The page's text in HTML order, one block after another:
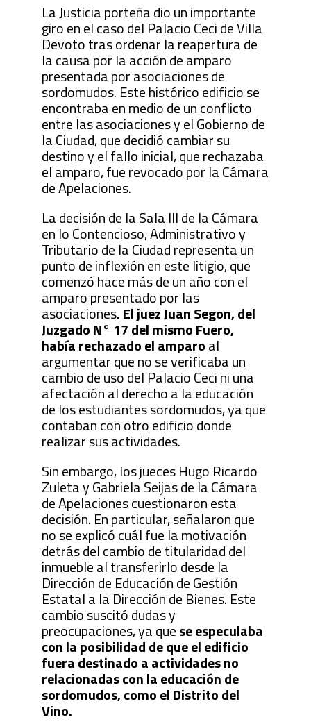
La Justicia porteña dio un importante
giro en el caso del Palacio Ceci de Villa
Devoto tras ordenar la reapertura de
la causa por la acción de amparo
presentada por asociaciones de
sordomudos. Este histórico edificio se
encontraba en medio de un conflicto
entre las asociaciones y el Gobierno de
la Ciudad, que decidió cambiar su
destino y el fallo inicial, que rechazaba
el amparo, fue revocado por la Cámara
de Apelaciones.
La decisión de la Sala III de la Cámara
en lo Contencioso, Administrativo y
Tributario de la Ciudad representa un
punto de inflexión en este litigio, que
comenzó hace más de un año con el
amparo presentado por las
asociaciones. El juez Juan Segon, del
Juzgado N° 17 del mismo Fuero,
había rechazado el amparoal
argumentar que no se verificaba un
cambio de uso del Palacio Ceci ni una
afectación al derecho a la educación
de los estudiantes sordomudos, ya que
contaban con otro edificio donde
realizar sus actividades.
Sin embargo, los jueces Hugo Ricardo
Zuleta y Gabriela Seijas de la Cámara
de Apelaciones cuestionaron esta
decisión. En particular, señalaron que
no se explicó cuál fue la motivación
detrás del cambio de titularidad del
inmueble al transferirlo desde la
Dirección de Educación de Gestión
Estatal a la Dirección de Bienes. Este
cambio suscitó dudas y
preocupaciones, ya quese especulaba
con la posibilidad de que el edificio
fuera destinado a actividades no
relacionadas con la educación de
sordomudos, como el Distrito del
Vino.